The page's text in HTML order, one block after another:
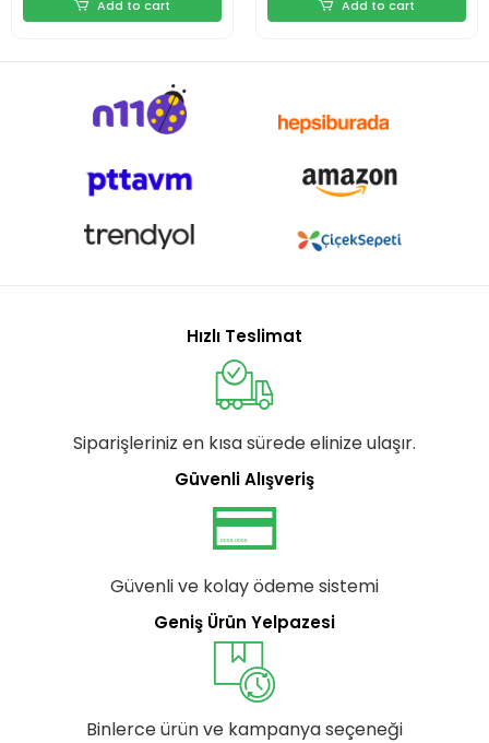
Add to cart Add to cart
Hızlı Teslimat
Siparişleriniz en kısa sürede elinize ulaşır.
Güvenli Alışveriş
Güvenli ve kolay ödeme sistemi
Geniş Ürün Yelpazesi
Binlerce ürün ve kampanya seçeneği